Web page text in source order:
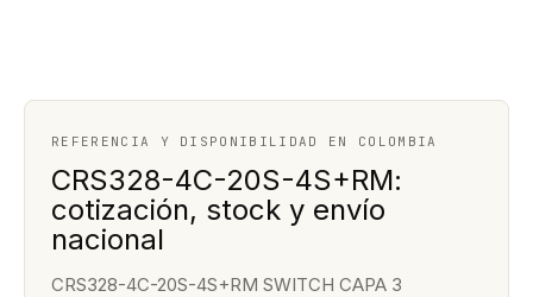
REFERENCIA Y DISPONIBILIDAD EN COLOMBIA
CRS328-4C-20S-4S+RM:
cotización, stock y envío
nacional
CRS328-4C-20S-4S+RM SWITCH CAPA 3